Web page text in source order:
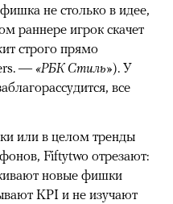
не столько в идее,
раннере игрок скачет
строго прямо
—«РБК Стиль»). У
все
или в целом тренды
Fiftytwo отрезают:
новые фишки
KPI и не изучают